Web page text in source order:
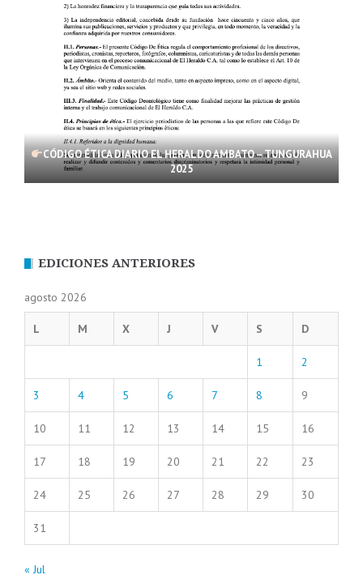
CÓDIGO ÉTICA DIARIO EL HERALDO AMBATO – TUNGURAHUA
2025
EDICIONES ANTERIORES
agosto 2026
L M X J V S D
1 2
3 4 5 6 7 8 9
10 11 12 13 14 15 16
17 18 19 20 21 22 23
24 25 26 27 28 29 30
31
« Jul